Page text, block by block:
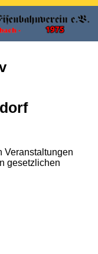
Veranstaltungen
gesetzlichen